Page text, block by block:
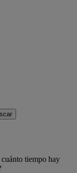
tiempo hay